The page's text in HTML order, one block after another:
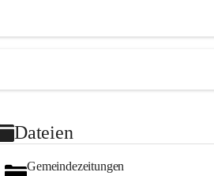
Dateien
Gemeindezeitungen